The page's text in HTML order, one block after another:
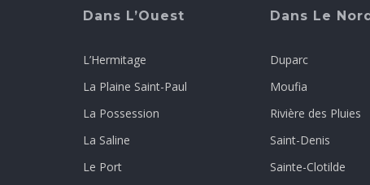
Dans L’Ouest
L’Hermitage
La Plaine Saint-Paul
La Possession
La Saline
Le Port
Dans Le Nord
Duparc
Moufia
Rivière des Pluies
Saint-Denis
Sainte-Clotilde